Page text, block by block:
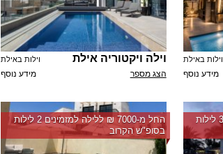
וילות באילת
מידע נוסף
וילה ויקטוריה אילת וילות באילת
מידע נוסף הצג מספר
החל מ-‏6850 ₪ ללילה למזמינים 3 לילות
החל מ-‏7000 ₪ ללילה למזמינים 2 לילות
בסופ"ש הקרוב